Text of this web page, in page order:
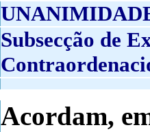
Subsecção de
Acordam,